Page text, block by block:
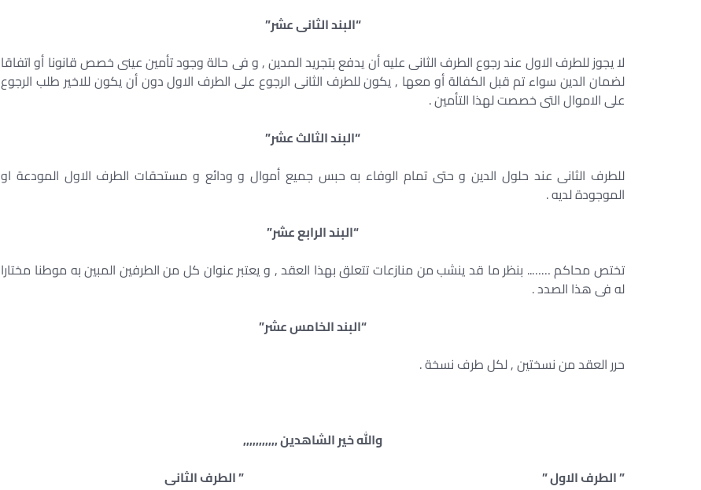
“البند الثانى عشر”
لا يجوز للطرف الاول عند رجوع الطرف الثانى عليه أن يدفع بتجريد المدين , و فى حالة وجود تأمين عينى خصص قانونا أو اتفاقا
لضمان الدين سواء تم قبل الكفالة أو معها , يكون للطرف الثانى الرجوع على الطرف الاول دون أن يكون للاخير طلب الرجوع
على الاموال التى خصصت لهذا التأمين .
“البند الثالث عشر”
للطرف الثانى عند حلول الدين و حتى تمام الوفاء به حبس جميع أموال و ودائع و مستحقات الطرف الاول المودعة او
الموجودة لديه .
“البند الرابع عشر”
تختص محاكم …….. بنظر ما قد ينشب من منازعات تتعلق بهذا العقد , و يعتبر عنوان كل من الطرفين المبين به موطنا مختارا
له فى هذا الصدد .
“البند الخامس عشر”
حرر العقد من نسختين , لكل طرف نسخة .
والله خير الشاهدين ,,,,,,,,,,,
” الطرف الاول ”
” الطرف الثانى